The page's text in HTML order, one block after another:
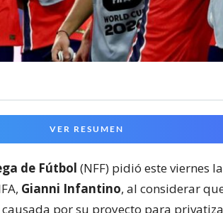
VER RESUMEN
de Fútbol (NFF) pidió este viernes
Gianni Infantino, al considerar
por su proyecto para